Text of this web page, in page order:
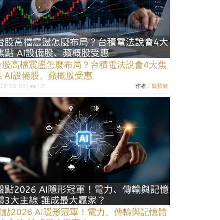
股高檔震盪怎麼布局？台積電法說會4大焦
AI設備股、蘋概股受惠
08-08 | 137 作者：龔招健
點2026 AI隱形冠軍！電力、傳輸與記憶體